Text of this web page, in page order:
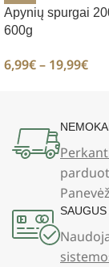
Apynių spurgai
600g
6,99€– 19,99€